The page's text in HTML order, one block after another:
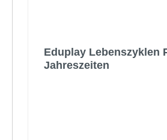
Eduplay Lebenszyklen
Jahreszeiten